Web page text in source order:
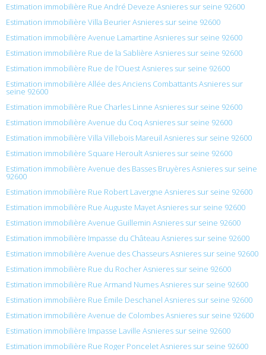
Estimation immobilière Rue André Deveze Asnieres sur seine 92600
Estimation immobilière Villa Beurier Asnieres sur seine 92600
Estimation immobilière Avenue Lamartine Asnieres sur seine 92600
Estimation immobilière Rue de la Sablière Asnieres sur seine 92600
Estimation immobilière Rue de l’Ouest Asnieres sur seine 92600
Estimation immobilière Allée des Anciens Combattants Asnieres sur
seine 92600
Estimation immobilière Rue Charles Linne Asnieres sur seine 92600
Estimation immobilière Avenue du Coq Asnieres sur seine 92600
Estimation immobilière Villa Villebois Mareuil Asnieres sur seine 92600
Estimation immobilière Square Heroult Asnieres sur seine 92600
Estimation immobilière Avenue des Basses Bruyères Asnieres sur seine
92600
Estimation immobilière Rue Robert Lavergne Asnieres sur seine 92600
Estimation immobilière Rue Auguste Mayet Asnieres sur seine 92600
Estimation immobilière Avenue Guillemin Asnieres sur seine 92600
Estimation immobilière Impasse du Château Asnieres sur seine 92600
Estimation immobilière Avenue des Chasseurs Asnieres sur seine 92600
Estimation immobilière Rue du Rocher Asnieres sur seine 92600
Estimation immobilière Rue Armand Numes Asnieres sur seine 92600
Estimation immobilière Rue Émile Deschanel Asnieres sur seine 92600
Estimation immobilière Avenue de Colombes Asnieres sur seine 92600
Estimation immobilière Impasse Laville Asnieres sur seine 92600
Estimation immobilière Rue Roger Poncelet Asnieres sur seine 92600